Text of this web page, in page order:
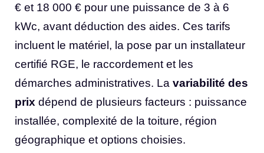
€ et 18 000 € pour une puissance de 3 à 6
kWc, avant déduction des aides. Ces tarifs
incluent le matériel, la pose par un installateur
certifié RGE, le raccordement et les
démarches administratives. La variabilité des
prix dépend de plusieurs facteurs : puissance
installée, complexité de la toiture, région
géographique et options choisies.